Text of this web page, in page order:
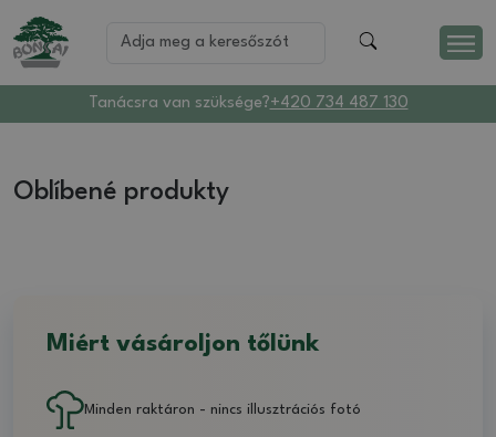
Tanácsra van szüksége?+420 734 487 130
Oblíbené produkty
Miért vásároljon tőlünk
Minden raktáron - nincs illusztrációs fotó